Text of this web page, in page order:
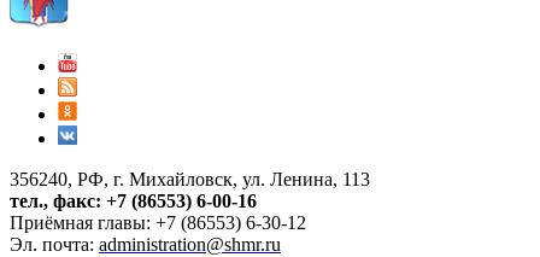
356240, РФ, г. Михайловск, ул. Ленина, 113
тел., факс: +7 (86553) 6-00-16
Приёмная главы: +7 (86553) 6-30-12
Эл. почта: administration@shmr.ru